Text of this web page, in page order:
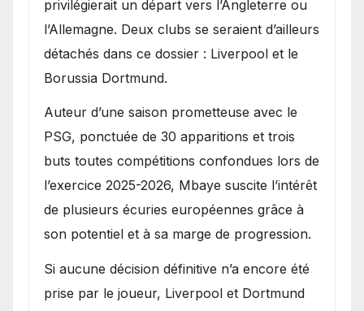
privilégierait un départ vers l’Angleterre ou
l’Allemagne. Deux clubs se seraient d’ailleurs
détachés dans ce dossier : Liverpool et le
Borussia Dortmund.
Auteur d’une saison prometteuse avec le
PSG, ponctuée de 30 apparitions et trois
buts toutes compétitions confondues lors de
l’exercice 2025-2026, Mbaye suscite l’intérêt
de plusieurs écuries européennes grâce à
son potentiel et à sa marge de progression.
Si aucune décision définitive n’a encore été
prise par le joueur, Liverpool et Dortmund